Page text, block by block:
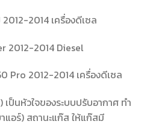
2014 เครื่องดีเซล
2012-2014 Diesel
Pro 2012-2014 เครื่องดีเซล
ป็นหัวใจของระบบปรับอากาศ ทำ
แอร์) สถานะแก๊ส ให้แก๊สมี